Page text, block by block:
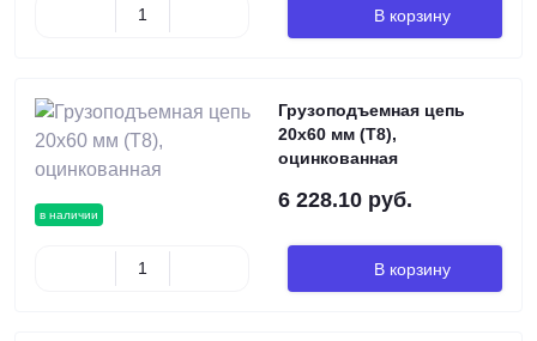
В корзину
в наличии
Грузоподъемная цепь
20х60 мм (Т8),
оцинкованная
6 228.10 руб.
В корзину